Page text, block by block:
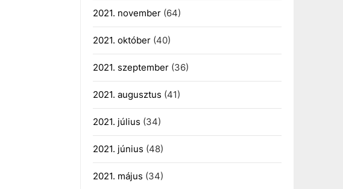
2021. november(64)
2021. október(40)
2021. szeptember(36)
2021. augusztus (41)
2021. július (34)
2021. június (48)
2021. május (34)